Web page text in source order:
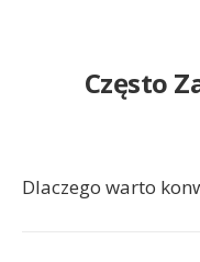
Często
Dlaczego warto